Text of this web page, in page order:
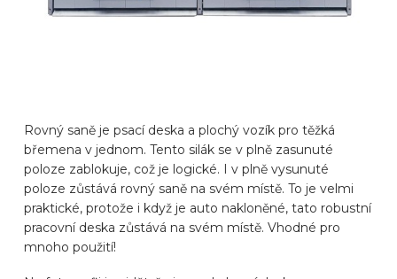
Rovný saně je psací deska a plochý vozík pro těžká
břemena v jednom. Tento silák se v plně zasunuté
poloze zablokuje, což je logické. I v plně vysunuté
poloze zůstává rovný saně na svém místě. To je velmi
praktické, protože i když je auto nakloněné, tato robustní
pracovní deska zůstává na svém místě. Vhodné pro
mnoho použití!